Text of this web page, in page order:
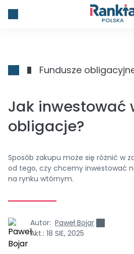
POLSKA
Fundusze
Jak inwestować
obligacje?
Sposób zakupu może się różnić w
od tego, czy chcemy inwestować
na rynku wtórnym.
Autor: Paweł Bojar
Akt.: 18 SIE, 2025